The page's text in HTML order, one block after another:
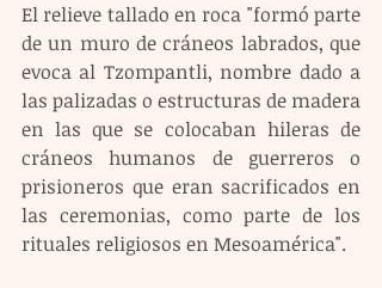
El relieve tallado en roca "formó parte
de un muro de cráneos labrados, que
evoca al Tzompantli, nombre dado a
las palizadas o estructuras de madera
en las que se colocaban hileras de
cráneos humanos de guerreros o
prisioneros que eran sacrificados en
las ceremonias, como parte de los
rituales religiosos en Mesoamérica".